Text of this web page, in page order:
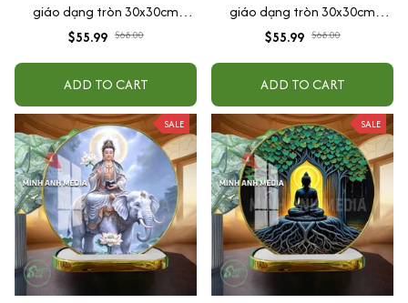
giáo dạng tròn 30x30cm
(Tặng đế để bàn)
$55.99 $68.00
ADD TO CART
giáo dạng tròn 30x30cm
(Tặng đế để bàn)
$55.99 $68.00
ADD TO CART
SALE SALE